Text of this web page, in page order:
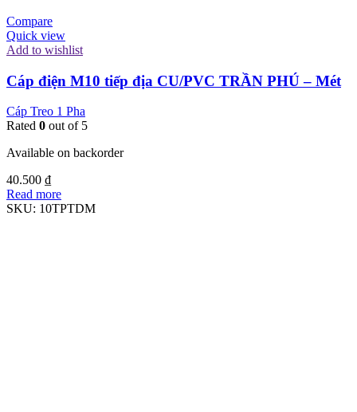
Compare
Quick view
Add to wishlist
Cáp điện M10 tiếp địa CU/PVC TRẦN PHÚ – Mét
Cáp Treo 1 Pha
Rated 0 out of 5
Available on backorder
40.500 ₫
Read more
SKU: 10TPTDM